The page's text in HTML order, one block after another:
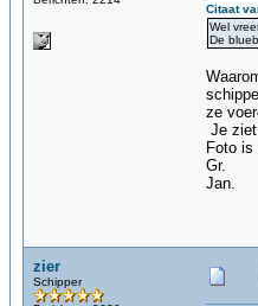
Citaat
Wel
De
ze
Je
Foto
Gr.
Jan.
zier
Schipper